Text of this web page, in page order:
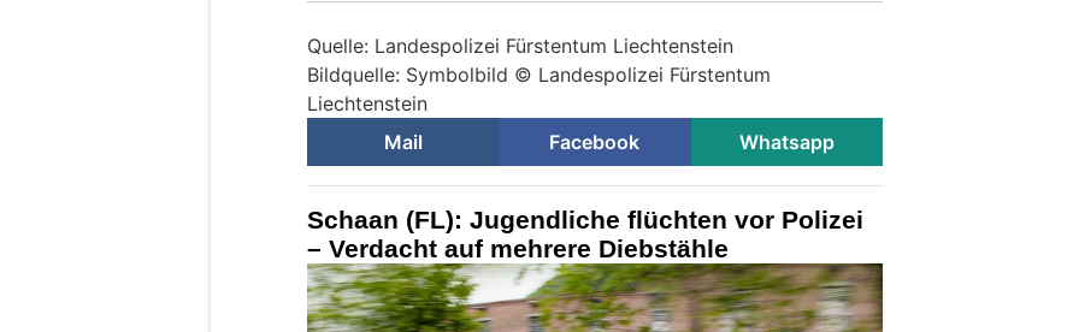
Quelle: Landespolizei Fürstentum Liechtenstein
Bildquelle: Symbolbild © Landespolizei Fürstentum
Liechtenstein
Mail
Facebook Whatsapp
Schaan (FL): Jugendliche flüchten vor Polizei
– Verdacht auf mehrere Diebstähle